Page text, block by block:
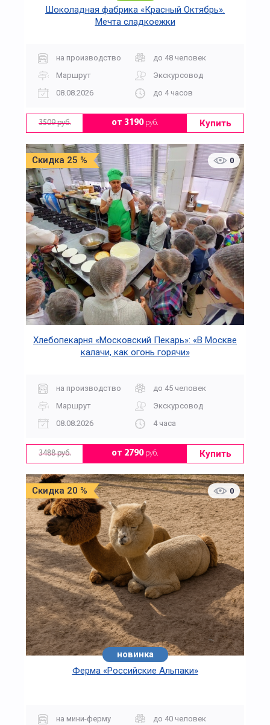
Шоколадная фабрика «Красный Октябрь».
Мечта сладкоежки
на производство
до 48 человек
Маршрут
Экскурсовод
08.08.2026
до 4 часов
3509 руб. от 3190руб. Купить
Скидка 25 % 0
Хлебопекарня «Московский Пекарь»: «В Москве
калачи, как огонь горячи»
на производство
до 45 человек
Маршрут
Экскурсовод
08.08.2026
4 часа
3488 руб. от 2790руб. Купить
Скидка 20 % 0
новинка
Ферма «Российские Альпаки»
на мини-ферму до 40 человек